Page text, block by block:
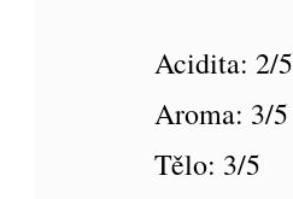
Acidita: 2/5
Aroma: 3/5
Tělo: 3/5